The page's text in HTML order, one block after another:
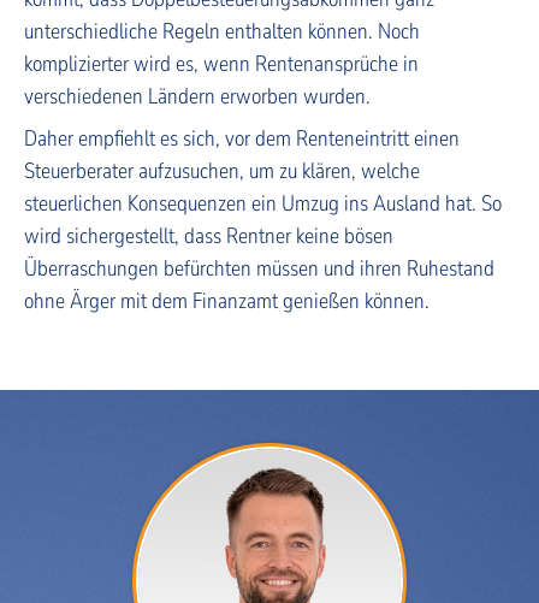
unterschiedliche Regeln enthalten können. Noch
komplizierter wird es, wenn Rentenansprüche in
verschiedenen Ländern erworben wurden.
Daher empfiehlt es sich, vor dem Renteneintritt einen
Steuerberater aufzusuchen, um zu klären, welche
steuerlichen Konsequenzen ein Umzug ins Ausland hat. So
wird sichergestellt, dass Rentner keine bösen
Überraschungen befürchten müssen und ihren Ruhestand
ohne Ärger mit dem Finanzamt genießen können.